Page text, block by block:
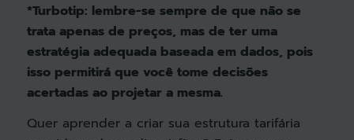
*Turbotip: lembre-se sempre de que não se
trata apenas de preços, mas de ter uma
estratégia adequada baseada em dados, pois
isso permitirá que você tome decisões
acertadas ao projetar a mesma.
Quer aprender a criar sua estrutura tarifária